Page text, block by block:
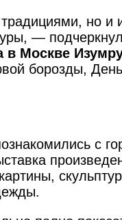
традициями, но и
—
в Москве
борозды,
с